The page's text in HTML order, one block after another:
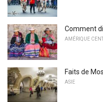
Comment
AMÉRIQUE
Faits de
ASIE